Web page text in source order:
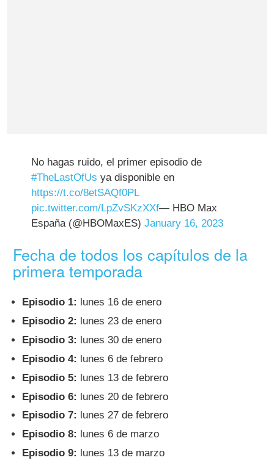
No hagas ruido, el primer episodio de
#TheLastOfUs ya disponible en
https://t.co/8etSAQf0PL
pic.twitter.com/LpZvSKzXXf— HBO Max
España (@HBOMaxES)January 16, 2023
Fecha de todos los capítulos de la
primera temporada
Episodio 1:
lunes 16 de enero
Episodio 2: lunes 23 de enero
Episodio 3: lunes 30 de enero
Episodio 4: lunes 6 de febrero
Episodio 5: lunes 13 de febrero
Episodio 6: lunes 20 de febrero
Episodio 7:
lunes 27 de febrero
Episodio 8:
lunes 6 de marzo
Episodio 9:
lunes 13 de marzo